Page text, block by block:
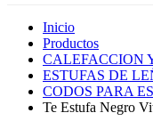
Inicio
Productos
CALEFACCION
ESTUFAS DE
CODOS PARA
Te Estufa Negro